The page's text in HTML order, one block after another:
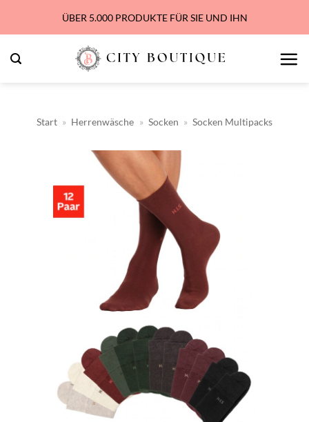
springen
ÜBER 5.000 PRODUKTE FÜR SIE UND IHN
Start » Herrenwäsche » Socken » Socken Multipacks